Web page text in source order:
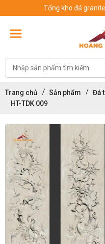
Tổng kho đá
Trang chủ Sản phẩm Đá
HT-TDK 009